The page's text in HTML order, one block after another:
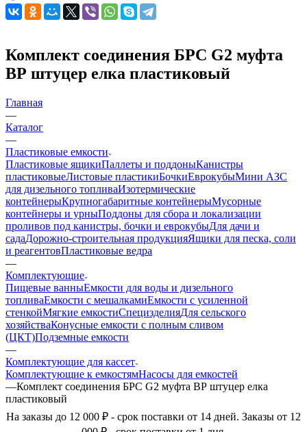
Комплект соединения БРС G2 муфта
ВР штуцер елка пластиковый
Главная
—
Каталог
—
Пластиковые емкости
Пластиковые ящикиПаллеты и поддоныКанистры
пластиковыеЛистовые пластикиБочкиЕврокубыМини АЗС
для дизельного топливаИзотермические
контейнерыКрупногабаритные контейнерыМусорные
контейнеры и урныПоддоны для сбора и локализации
проливов под канистры, бочки и еврокубыДля дачи и
садаДорожно-строительная продукцияЯщики для песка, соли
и реагентовПластиковые ведра
—
Комплектующие
Пищевые ванныЕмкости для воды и дизельного
топливаЕмкости с мешалкамиЕмкости с усиленной
стенкойМягкие емкостиСпецизделияДля сельского
хозяйстваКонусные емкости с полным сливом
(ЦКТ)Подземные емкости
—
Комплектующие для кассет
Комплектующие к емкостямНасосы для емкостей
—Комплект соединения БРС G2 муфта ВР штуцер елка
пластиковый
На заказы до 12 000 ₽ - срок поставки от 14 дней. Заказы от 12